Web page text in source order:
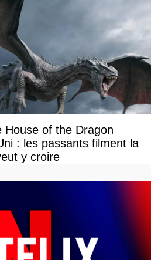
House of the Dragon
: les passants filment la
y croire